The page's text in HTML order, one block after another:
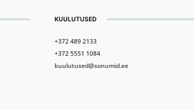
KUULUTUSED
+372 489 2133
+372 5551 1084
kuulutused@sonumid.ee